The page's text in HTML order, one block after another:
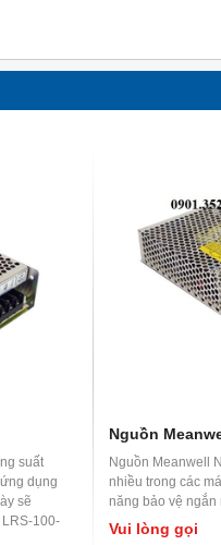
suất
dụng
sẽ
100-
Nguồn
Nguồn Meanwell
nhiều trong các
năng bảo vệ ngắn
Vui lòng gọi